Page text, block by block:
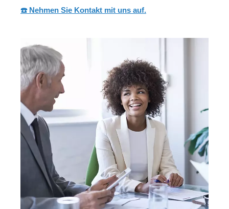
☎️ Nehmen Sie Kontakt mit uns auf.